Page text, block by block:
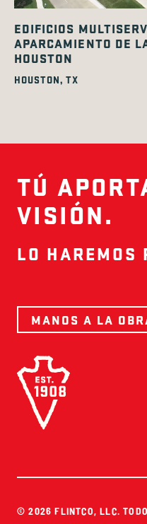
EDIFICIOS
APARCAMIENTO DE
HOUSTON
HOUSTON, TX
TÚ
VISIÓN.
LO HAREMOS
MANOS A LA
© 2026 FLINTCO, LLC.